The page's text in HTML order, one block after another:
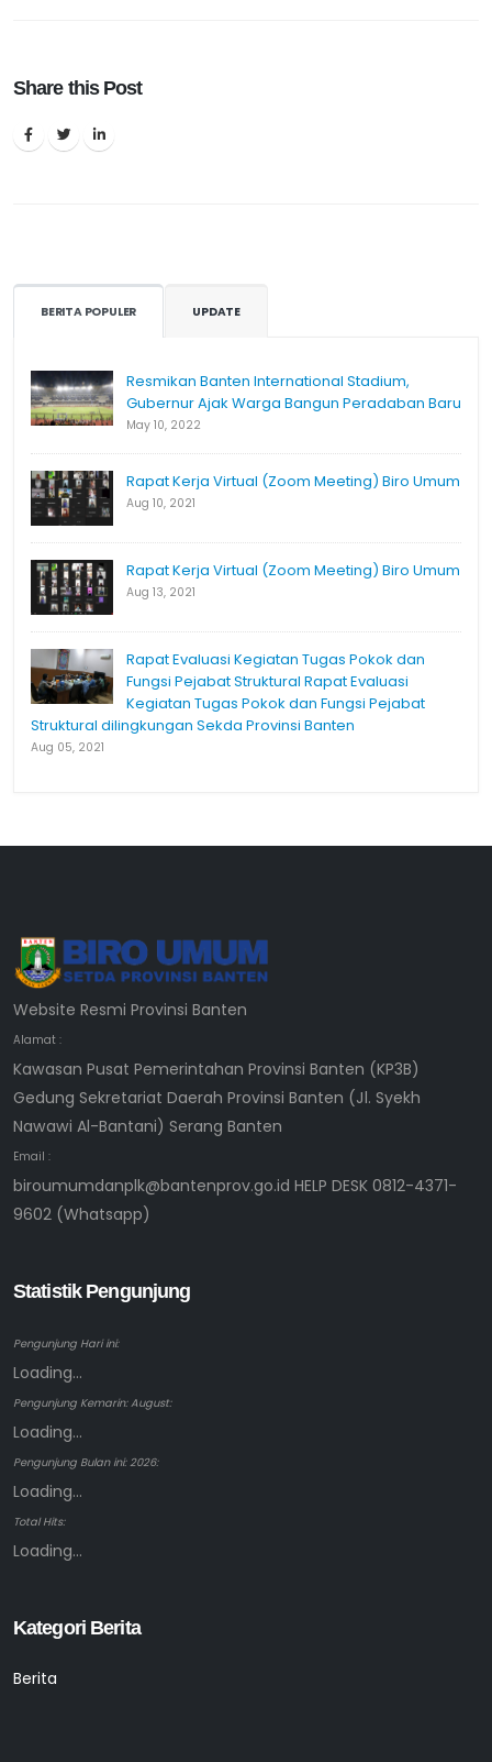
Share this Post
BERITA POPULER UPDATE
Resmikan Banten International Stadium,
Gubernur Ajak Warga Bangun Peradaban Baru
May 10, 2022
Rapat Kerja Virtual (Zoom Meeting) Biro Umum
Aug 10, 2021
Rapat Kerja Virtual (Zoom Meeting) Biro Umum
Aug 13, 2021
Rapat Evaluasi Kegiatan Tugas Pokok dan
Fungsi Pejabat Struktural Rapat Evaluasi
Kegiatan Tugas Pokok dan Fungsi Pejabat
Struktural dilingkungan Sekda Provinsi Banten
Aug 05, 2021
Website Resmi Provinsi Banten
Alamat :
Kawasan Pusat Pemerintahan Provinsi Banten (KP3B)
Gedung Sekretariat Daerah Provinsi Banten (Jl. Syekh
Nawawi Al-Bantani) Serang Banten
Email :
biroumumdanplk@bantenprov.go.id HELP DESK 0812-4371-
9602 (Whatsapp)
Statistik Pengunjung
Pengunjung Hari ini:
Loading...
Pengunjung Kemarin: August:
Loading...
Pengunjung Bulan ini: 2026:
Loading...
Total Hits:
Loading...
Kategori Berita
Berita